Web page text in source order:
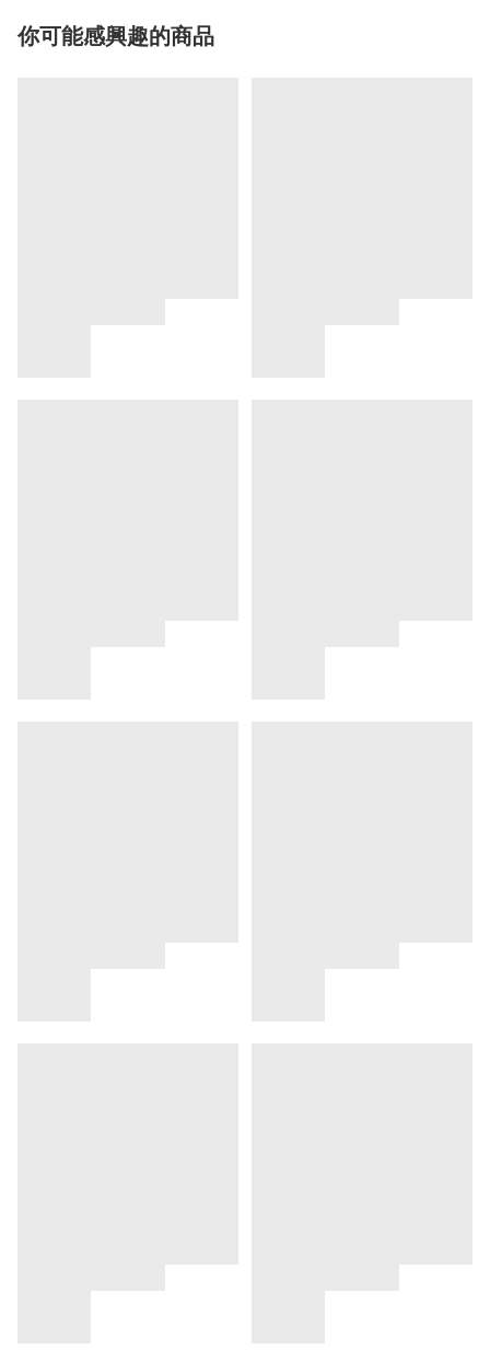
你可能感興趣的商品